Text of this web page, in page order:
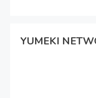
YUMEKI